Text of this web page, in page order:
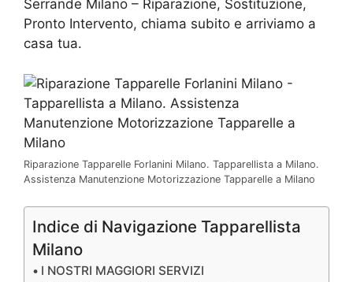
Serrande Milano – Riparazione, Sostituzione,
Pronto Intervento, chiama subito e arriviamo a
casa tua.
Riparazione Tapparelle Forlanini Milano. Tapparellista a Milano.
Assistenza Manutenzione Motorizzazione Tapparelle a Milano
Indice di Navigazione Tapparellista
Milano
I NOSTRI MAGGIORI SERVIZI